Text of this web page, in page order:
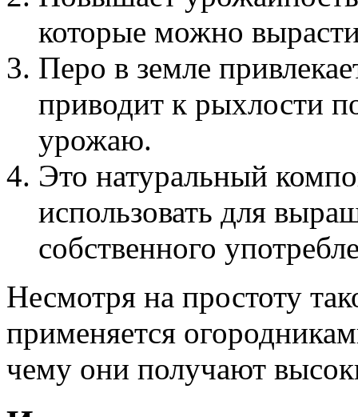
которые можно
Перо в земле
приводит к рыхлости
урожаю.
Это натуральный
использовать для
собственного
Несмотря на простоту
применяется
чему они получают